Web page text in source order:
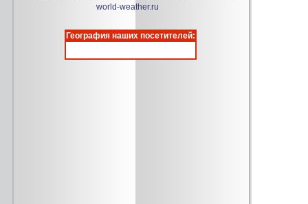
world-weather.ru
География наших посетителей: